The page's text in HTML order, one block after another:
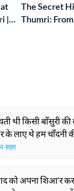
|
The Secret
Thumri: From
थी किसी बाँसुरी
लाए थे हम चाँदनी
सहर
को अपना शिआ'र